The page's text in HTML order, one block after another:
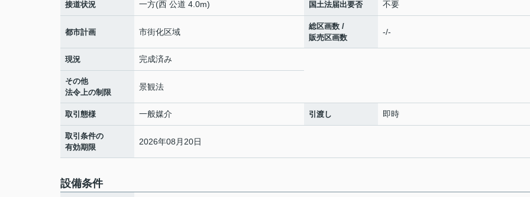
接道状況 一方(西 公道 4.0m) 国土法届出要否 不要
都市計画 市街化区域
総区画数 /
販売区画数
-/-
現況 完成済み
その他
法令上の制限
景観法
取引態様 一般媒介 引渡し 即時
取引条件の
有効期限
2026年08月20日
設備条件